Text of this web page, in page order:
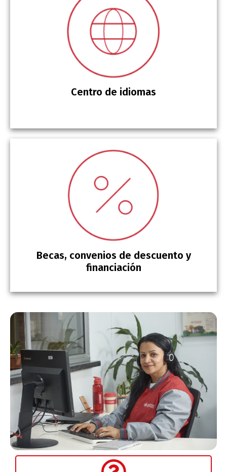
Centro de idiomas
Becas, convenios de descuento y
financiación